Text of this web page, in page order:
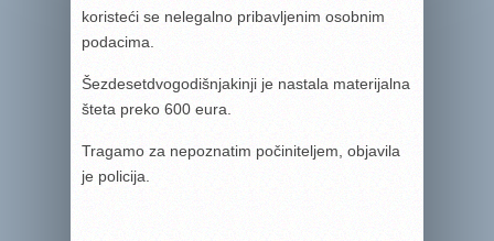
koristeći se nelegalno pribavljenim osobnim
podacima.
Šezdesetdvogodišnjakinji je nastala materijalna
šteta preko 600 eura.
Tragamo za nepoznatim počiniteljem, objavila
je policija.